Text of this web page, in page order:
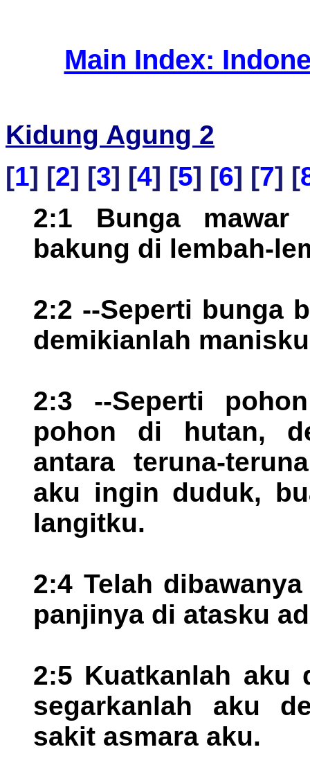
Main Index:
Kidung Agung 2
[1] [2] [3] [4] [5] [6] [7] [
2:1 Bunga
bakung di lembah-
2:2 --Seperti bunga
demikianlah
2:3 --Seperti
pohon di hutan,
antara teruna-
aku ingin duduk,
langitku.
2:4 Telah
panjinya di atasku
2:5 Kuatkanlah aku
segarkanlah aku
sakit asmara aku.